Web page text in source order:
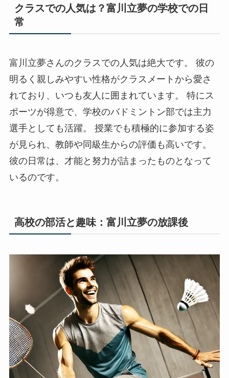
クラスでの人気は？富川立夢の学校での日
常
富川立夢さんのクラスでの人気は絶大です。 彼の
明るく親しみやすい性格がクラスメートから愛さ
れており、いつも友人に囲まれています。 特にス
ポーツが得意で、学校のバドミントン部では主力
選手としても活躍。 授業でも積極的に参加する姿
が見られ、教師や同級生からの評価も高いです。
彼の日常は、才能と努力が詰まったものとなって
いるのです。
高校の部活と趣味：富川立夢の放課後